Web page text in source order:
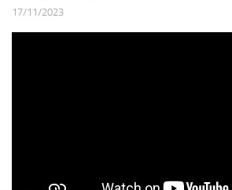
17/11/2023